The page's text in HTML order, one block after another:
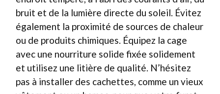
bruit et de la lumière directe du soleil. Évitez
également la proximité de sources de chaleur
ou de produits chimiques. Équipez la cage
avec une nourriture solide fixée solidement
et utilisez une litière de qualité. N’hésitez
pas à installer des cachettes, comme un vieux